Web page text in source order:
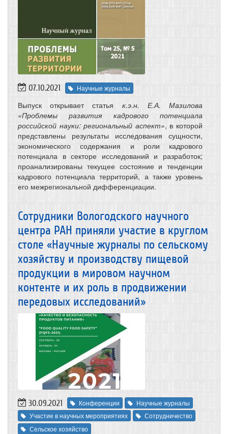
07.10.2021 Научные журналы
Выпуск открывает статья к.э.н. Е.А. Мазилова
«Проблемы развития кадрового потенциала
российской науки: региональный аспект», в которой
представлены результаты исследования сущности,
экономического содержания и роли кадрового
потенциала в секторе исследований и разработок;
проанализированы текущее состояние и тенденции
кадрового потенциала территорий, а также уровень
его межрегиональной дифференциации.
Сотрудники Вологодского научного
центра РАН приняли участие в круглом
столе «Научные журналы по сельскому
хозяйству и производству пищевой
продукции в мировом научном
контенте и их роль в продвижении
передовых исследований»
30.09.2021 Конференции
Научные журналы
Участие в научных мероприятиях
Сотрудничество
Сельское хозяйство